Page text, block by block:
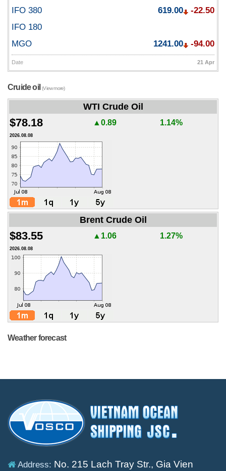
IFO 380 619.00
-22.50
IFO 180
MGO
1241.00 -94.00
Date 21 Apr
Cruide oil(View more)
WTI Crude Oil
$78.18 ▲0.89 1.14%
2026.08.08
Brent Crude Oil
$83.55 ▲1.06 1.27%
2026.08.08
Weather forecast
Address: No. 215 Lach Tray Str., Gia Vien